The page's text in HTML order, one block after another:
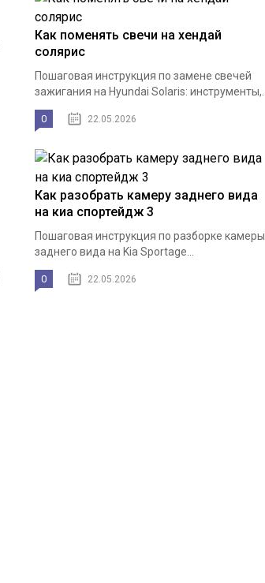
Как поменять свечи на хендай
солярис
Пошаговая инструкция по замене свечей
зажигания на Hyundai Solaris: инструменты,...
0 22.05.2026
Как разобрать камеру заднего вида
на киа спортейдж 3
Пошаговая инструкция по разборке камеры
заднего вида на Kia Sportage...
0 22.05.2026